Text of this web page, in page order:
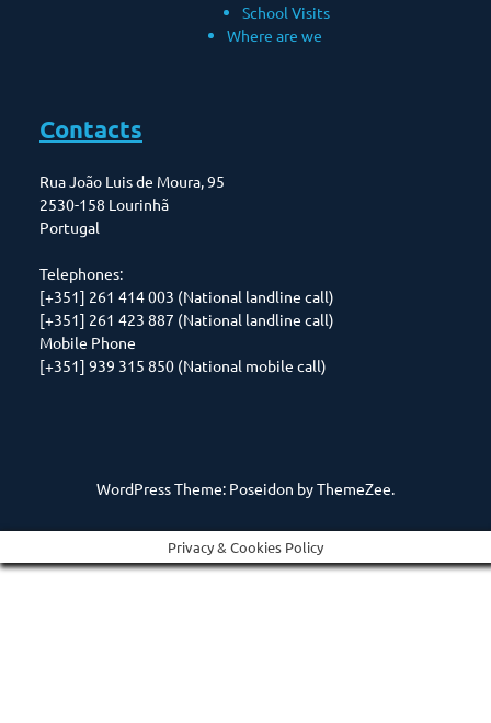
School Visits
Where are we
Contacts
Rua João Luis de Moura, 95
2530-158 Lourinhã
Portugal
Telephones:
[+351] 261 414 003 (National landline call)
[+351] 261 423 887 (National landline call)
Mobile Phone
[+351] 939 315 850 (National mobile call)
WordPress Theme: Poseidon by ThemeZee.
Privacy & Cookies Policy